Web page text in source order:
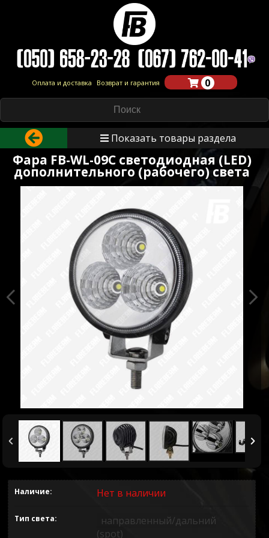
Оплата и доставка Возврат и гарантия 0
Показать товары раздела
Фара FB-WL-09C светодиодная (LED)
дополнительного (рабочего) света
Наличие: Нет в наличии
Тип света
направленный/дальний
(spot)